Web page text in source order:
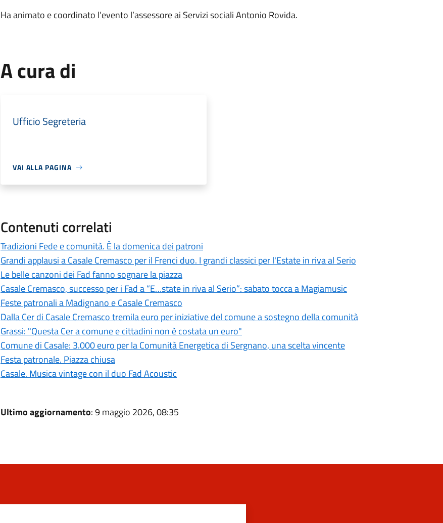
Ha animato e coordinato l’evento l’assessore ai Servizi sociali Antonio Rovida.
A cura di
Ufficio Segreteria
VAI ALLA PAGINA
Contenuti correlati
Tradizioni Fede e comunità. È la domenica dei patroni
Grandi applausi a Casale Cremasco per il Frenci duo. I grandi classici per l'Estate in riva al Serio
Le belle canzoni dei Fad fanno sognare la piazza
Casale Cremasco, successo per i Fad a “E…state in riva al Serio”: sabato tocca a Magiamusic
Feste patronali a Madignano e Casale Cremasco
Dalla Cer di Casale Cremasco tremila euro per iniziative del comune a sostegno della comunità
Grassi: "Questa Cer a comune e cittadini non è costata un euro"
Comune di Casale: 3.000 euro per la Comunità Energetica di Sergnano, una scelta vincente
Festa patronale. Piazza chiusa
Casale. Musica vintage con il duo Fad Acoustic
Ultimo aggiornamento: 9 maggio 2026, 08:35